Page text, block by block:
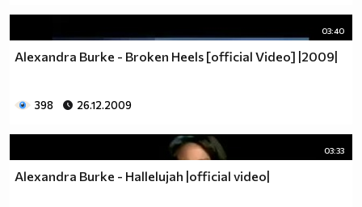
03:40
Alexandra Burke - Broken Heels [official Video] |2009|
398 26.12.2009
03:33
Alexandra Burke - Hallelujah |official video|